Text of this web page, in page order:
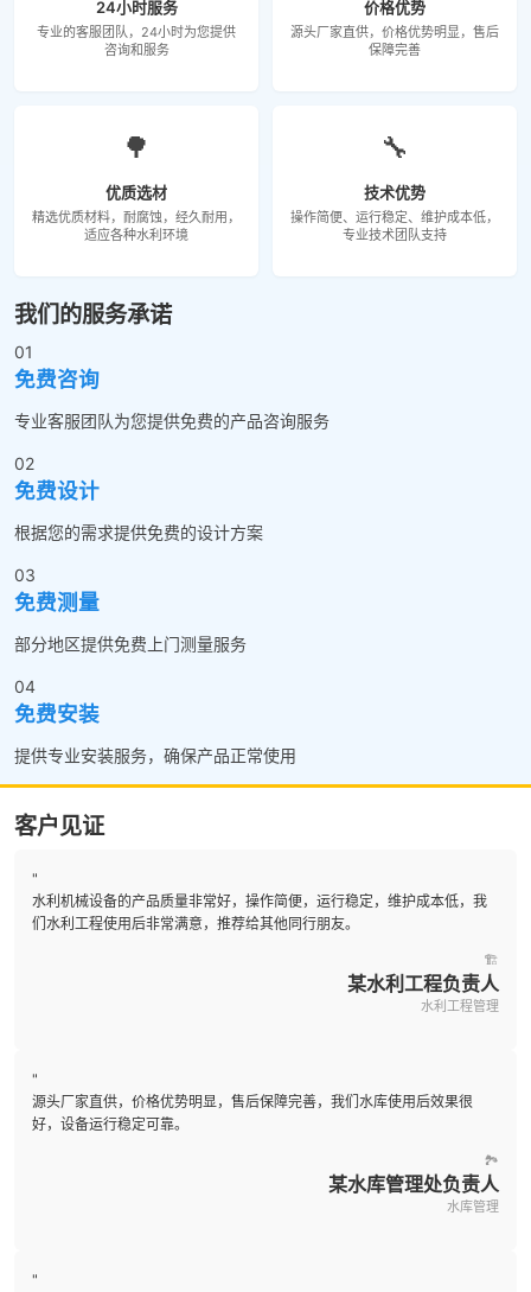
24小时服务
专业的客服团队，24小时为您提供
咨询和服务
价格优势
源头厂家直供，价格优势明显，售后
保障完善
🌳
优质选材
精选优质材料，耐腐蚀，经久耐用，
适应各种水利环境
🔧
技术优势
操作简便、运行稳定、维护成本低，
专业技术团队支持
我们的服务承诺
01
免费咨询
专业客服团队为您提供免费的产品咨询服务
02
免费设计
根据您的需求提供免费的设计方案
03
免费测量
部分地区提供免费上门测量服务
04
免费安装
提供专业安装服务，确保产品正常使用
客户见证
"
水利机械设备的产品质量非常好，操作简便，运行稳定，维护成本低，我
们水利工程使用后非常满意，推荐给其他同行朋友。
🏗️
某水利工程负责人
水利工程管理
"
源头厂家直供，价格优势明显，售后保障完善，我们水库使用后效果很
好，设备运行稳定可靠。
🏞️
某水库管理处负责人
水库管理
"